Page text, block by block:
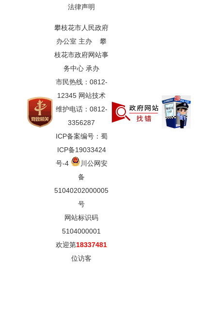
法律声明
攀枝花市人民政府
办公室 主办 攀
枝花市政府网站事
务中心 承办
市民热线：0812-
12345 网站技术
维护电话：0812-
3356287
ICP备案编号：蜀
ICP备19033424
号-4
川公网安
备
51040202000005
号
网站标识码
5104000001
欢迎第18337481
位访客